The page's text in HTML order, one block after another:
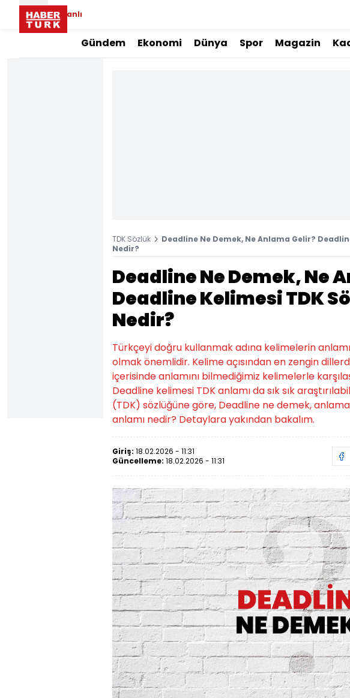
Canlı
Gündem Ekonomi Dünya Spor Magazin
TDK Sözlük
Deadline Ne Demek, Ne Anlama Gelir?
Nedir?
Deadline Ne Demek, Ne
Deadline Kelimesi TDK
Nedir?
Türkçeyi doğru kullanmak adına kelimelerin
olmak önemlidir. Kelime açısından en zengin
içerisinde anlamını bilmediğimiz kelimelerle
Deadline kelimesi TDK anlamı da sık sık
(TDK) sözlüğüne göre, Deadline ne demek,
anlamı nedir? Detaylara yakından bakalım.
Giriş: 18.02.2026 - 11:31
Güncelleme: 18.02.2026 - 11:31